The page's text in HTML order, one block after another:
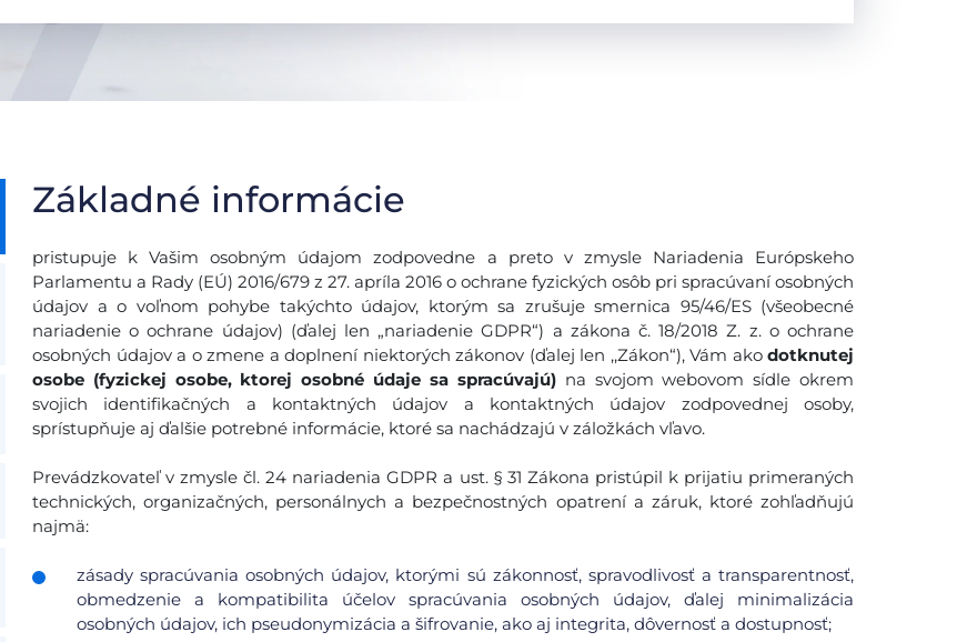
Základné informácie
pristupuje k Vašim osobným údajom zodpovedne a preto v zmysle Nariadenia Európskeho
Parlamentu a Rady (EÚ) 2016/679 z 27. apríla 2016 o ochrane fyzických osôb pri spracúvaní osobných
údajov a o voľnom pohybe takýchto údajov, ktorým sa zrušuje smernica 95/46/ES (všeobecné
nariadenie o ochrane údajov) (ďalej len „nariadenie GDPR“) a zákona č. 18/2018 Z. z. o ochrane
osobných údajov a o zmene a doplnení niektorých zákonov (ďalej len ,,Zákon“), Vám ako dotknutej
osobe (fyzickej osobe, ktorej osobné údaje sa spracúvajú)na svojom webovom sídle okrem
svojich identifikačných a kontaktných údajov a kontaktných údajov zodpovednej osoby,
sprístupňuje aj ďalšie potrebné informácie, ktoré sa nachádzajú v záložkách vľavo.
Prevádzkovateľ v zmysle čl. 24 nariadenia GDPR a ust. § 31 Zákona pristúpil k prijatiu primeraných
technických, organizačných, personálnych a bezpečnostných opatrení a záruk, ktoré zohľadňujú
najmä:
zásady spracúvania osobných údajov, ktorými sú zákonnosť, spravodlivosť a transparentnosť,
obmedzenie a kompatibilita účelov spracúvania osobných údajov, ďalej minimalizácia
osobných údajov, ich pseudonymizácia a šifrovanie, ako aj integrita, dôvernosť a dostupnosť;